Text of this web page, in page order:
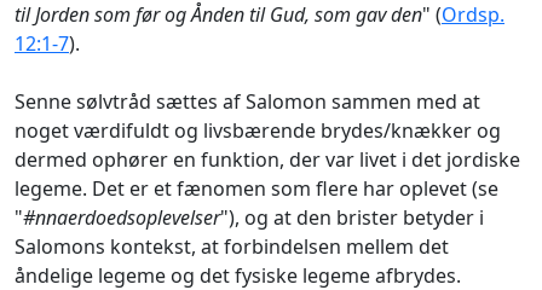
til Jorden som før og Ånden til Gud, som gav den" (Ordsp.
12:1-7).
Senne sølvtråd sættes af Salomon sammen med at
noget værdifuldt og livsbærende brydes/knækker og
dermed ophører en funktion, der var livet i det jordiske
legeme. Det er et fænomen som flere har oplevet (se
"#nnaerdoedsoplevelser"), og at den brister betyder i
Salomons kontekst, at forbindelsen mellem det
åndelige legeme og det fysiske legeme afbrydes.